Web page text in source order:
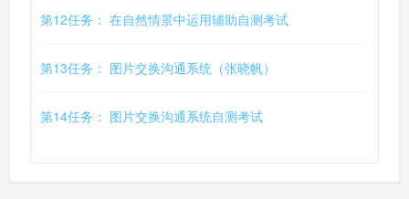
第12任务： 在自然情景中运用辅助自测考试
第13任务： 图片交换沟通系统（张晓帆）
第14任务： 图片交换沟通系统自测考试